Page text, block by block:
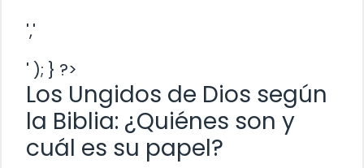
','
' ); } ?>
Los Ungidos de Dios según
la Biblia: ¿Quiénes son y
cuál es su papel?